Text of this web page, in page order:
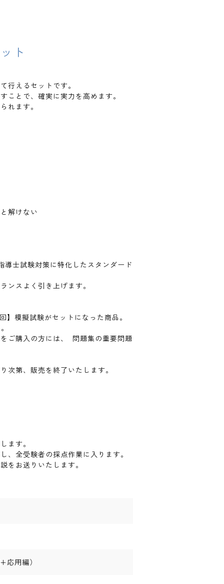
ト
行えるセットです。
ことで、確実に実力を高めます。
れます。
解けない
士試験対策に特化したスタンダード
ンスよく引き上げます。
】模擬試験がセットになった商品。
ご購入の方には、 問題集の重要問題
次第、販売を終了いたします。
ます。
、全受験者の採点作業に入ります。
をお送りいたします。
応用編）